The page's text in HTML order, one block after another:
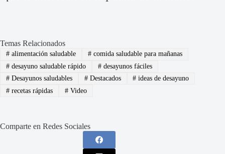
Temas Relacionados
#alimentación saludable #comida saludable para mañanas
#desayuno saludable rápido #desayunos fáciles
#Desayunos saludables #Destacados # ideas de desayuno
#recetas rápidas #Video
Comparte en Redes Sociales